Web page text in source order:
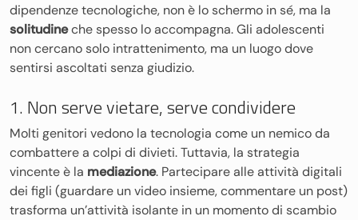
dipendenze tecnologiche, non è lo schermo in sé, ma la
solitudineche spesso lo accompagna. Gli adolescenti
non cercano solo intrattenimento, ma un luogo dove
sentirsi ascoltati senza giudizio.
1. Non serve vietare, serve condividere
Molti genitori vedono la tecnologia come un nemico da
combattere a colpi di divieti. Tuttavia, la strategia
vincente è la mediazione. Partecipare alle attività digitali
dei figli (guardare un video insieme, commentare un post)
trasforma un’attività isolante in un momento di scambio